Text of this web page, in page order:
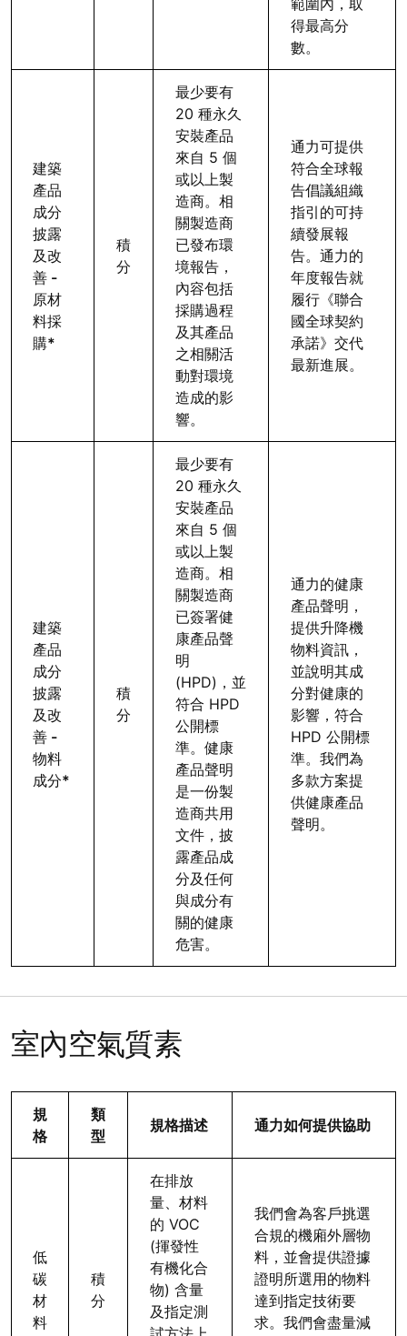
得最高分
數。
建築
產品
成分
披露
及改
善 -
原材
料採
購*
積
分
最少要有
20 種永久
安裝產品
來自 5 個
或以上製
造商。相
關製造商
已發布環
境報告，
內容包括
採購過程
及其產品
之相關活
動對環境
造成的影
響。
通力可提供
符合全球報
告倡議組織
指引的可持
續發展報
告。通力的
年度報告就
履行《聯合
國全球契約
承諾》交代
最新進展。
建築
產品
成分
披露
及改
善 -
物料
成分*
積
分
最少要有
20 種永久
安裝產品
來自 5 個
或以上製
造商。相
關製造商
已簽署健
康產品聲
明
(HPD)，並
符合 HPD
公開標
準。健康
產品聲明
是一份製
造商共用
文件，披
露產品成
分及任何
與成分有
關的健康
危害。
通力的健康
產品聲明，
提供升降機
物料資訊，
並說明其成
分對健康的
影響，符合
HPD 公開標
準。我們為
多款方案提
供健康產品
聲明。
室內空氣質素
規
格
類
型
規格描述 通力如何提供協助
低
碳
材
料
積
分
在排放
量、材料
的 VOC
(揮發性
有機化合
物) 含量
及指定測
我們會為客戶挑選
合規的機廂外層物
料，並會提供證據
證明所選用的物料
達到指定技術要
求。我們會盡量減